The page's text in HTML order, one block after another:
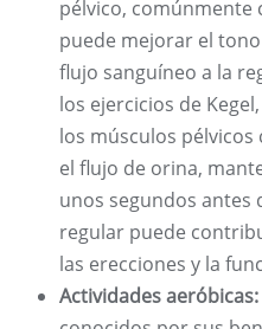
pélvico, comúnmente
puede mejorar el
flujo sanguíneo a la
los ejercicios de
los músculos
el flujo de orina,
unos segundos antes
regular puede
las erecciones y la
Actividades aeróbicas: